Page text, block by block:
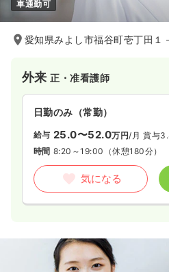
車通勤可
愛知県みよし市福谷町壱丁田１
外来正・准看護師
日勤のみ（常勤）
給与 25.0〜52.0万円/月 賞与
時間 8:20～19:00 （休憩180分）
気になる